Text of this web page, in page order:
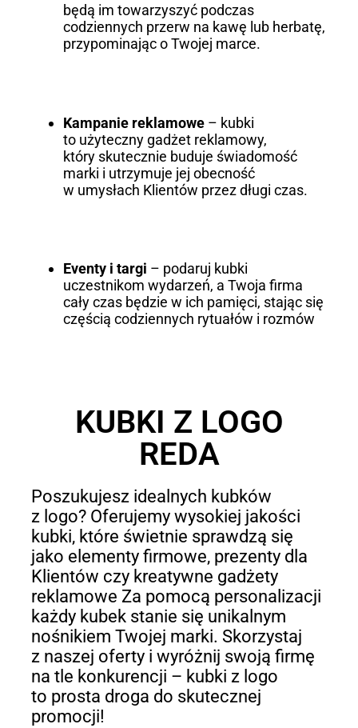
będą im towarzyszyć podczas
codziennych przerw na kawę lub herbatę,
przypominając o Twojej marce.
Kampanie reklamowe– kubki
to użyteczny gadżet reklamowy,
który skutecznie buduje świadomość
marki i utrzymuje jej obecność
w umysłach Klientów przez długi czas.
Eventy i targi – podaruj kubki
uczestnikom wydarzeń, a Twoja firma
cały czas będzie w ich pamięci, stając się
częścią codziennych rytuałów i rozmów
KUBKI Z LOGO
REDA
Poszukujesz idealnych kubków
z logo? Oferujemy wysokiej jakości
kubki, które świetnie sprawdzą się
jako elementy firmowe, prezenty dla
Klientów czy kreatywne gadżety
reklamowe Za pomocą personalizacji
każdy kubek stanie się unikalnym
nośnikiem Twojej marki. Skorzystaj
z naszej oferty i wyróżnij swoją firmę
na tle konkurencji – kubki z logo
to prosta droga do skutecznej
promocji!